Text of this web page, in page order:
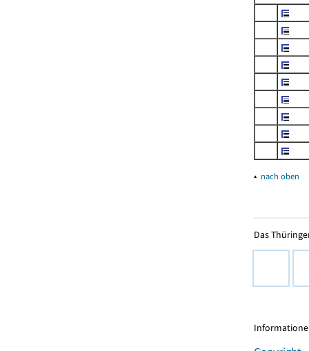
▴ nach oben
Das